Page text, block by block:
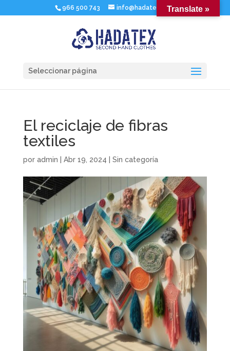
966 500 743 info@hadatex.com
Seleccionar página
El reciclaje de fibras
textiles
por admin Abr 19, 2024 Sin categoría
Translate »